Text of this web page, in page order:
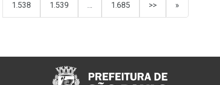
1.538 1.539 … 1.685 >> »